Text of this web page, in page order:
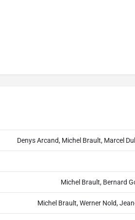
Denys Arcand, Michel Brault, Marcel
Michel Brault, Bernard
Michel Brault, Werner Nold,